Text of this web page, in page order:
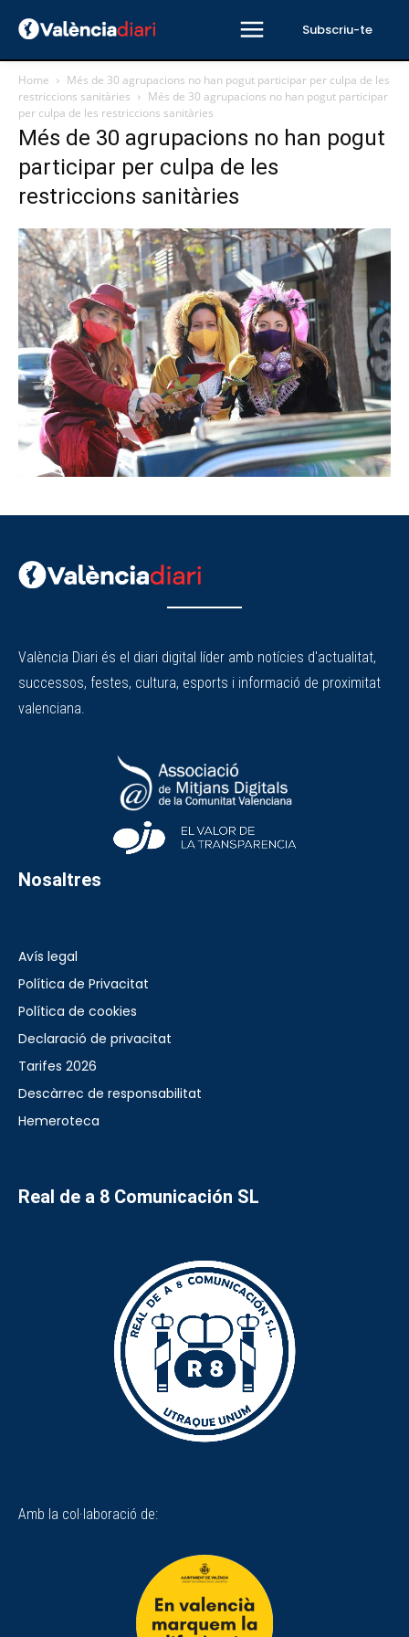
Subscriu-te
Home
Més de 30 agrupacions no han pogut participar per culpa de les
restriccions sanitàries
Més de 30 agrupacions no han pogut participar
per culpa de les restriccions sanitàries
Més de 30 agrupacions no han pogut
participar per culpa de les
restriccions sanitàries
València Diari és el diari digital líder amb notícies d'actualitat,
successos, festes, cultura, esports i informació de proximitat
valenciana.
Nosaltres
Avís legal
Política de Privacitat
Política de cookies
Declaració de privacitat
Tarifes 2026
Descàrrec de responsabilitat
Hemeroteca
Real de a 8 Comunicación SL
Amb la col·laboració de: